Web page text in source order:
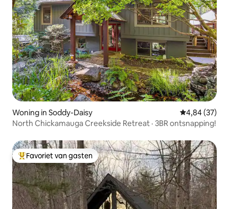
Woning in Soddy-Daisy Gemiddelde
4,84 (37)
North Chickamauga Creekside Retreat · 3BR ontsnapping!
Topfavoriet van gasten
Favoriet van gasten